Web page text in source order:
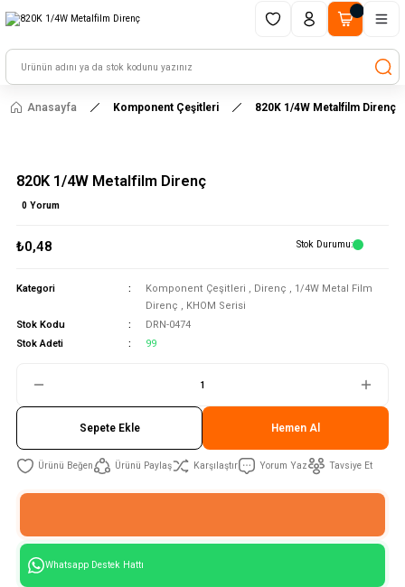
HAYAL ET - TASARLA - ÇALIŞTIR
Anasayfa Komponent Çeşitleri 820K 1/4W Metalfilm Direnç
820K 1/4W Metalfilm Direnç
0 Yorum
₺0,48 Stok Durumu
Kategori Komponent Çeşitleri , Direnç , 1/4W Metal Film
Direnç , KHOM Serisi
Stok Kodu
DRN-0474
Stok Adeti
99
Sepete Ekle Hemen Al
Ürünü Paylaş Karşılaştır Yorum Yaz Tavsiye Et
Whatsapp Destek Hattı